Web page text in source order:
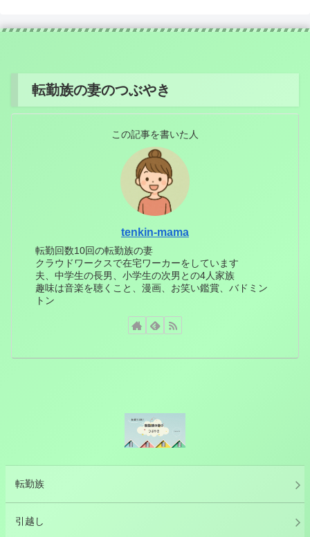
転勤族の妻のつぶやき
この記事を書いた人
tenkin-mama
転勤回数10回の転勤族の妻
クラウドワークスで在宅ワーカーをしています
夫、中学生の長男、小学生の次男との4人家族
趣味は音楽を聴くこと、漫画、お笑い鑑賞、バドミン
トン
転勤族
引越し